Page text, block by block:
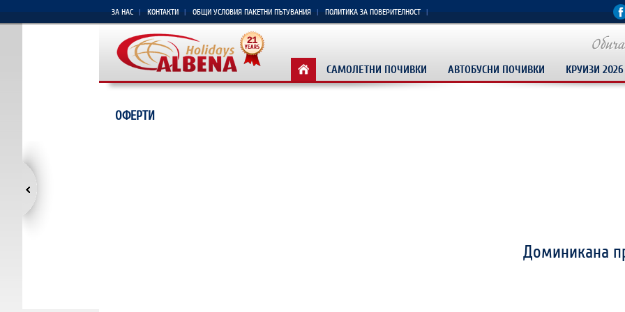
ЗА НАС КОНТАКТИ ОБЩИ УСЛОВИЯ ПАКЕТНИ ПЪТУВАНИЯ ПОЛИТИКА ЗА ПОВЕРИТЕЛНОСТ
САМОЛЕТНИ ПОЧИВКИ АВТОБУСНИ ПОЧИВКИ КРУИЗИ 2026
РАННИ
Изживей
Доминикана
Истанбул-
КРУИЗ 5
ПАКЕТНИ
ОФЕРТИ